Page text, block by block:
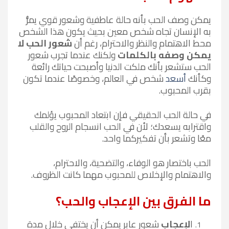
يمكن وصف الحب بأنه حالة عاطفية وشعور قوي يمرُّ
به الإنسان تجاه شخص معين بحيث يكون هذا الشخص
محط الاهتمام والنظر والاحترام، رغم أنشعور الحب لا
يمكن وصفه بالكلماتولكنك عندما تجرب شعور
الحب ستشعر بأنك ملكت الدنيا وأصبحت حياتك رائعة
وكأنكأسعدشخص في العالم، وخصوصًا عندما تكون
بقرب المحبوب.
في حالة الحب الحقيقي فإن ابتعاد المحبوب يؤلمك
واقترابه يسعدك؛ لأن في الحب انسجام الروح والقلب
معًا وتشعر بأن تفكيركما واحد.
الحب باختصار هو الوفاء، والتضحية، والاحترام،
والاهتمام والإخلاص للمحبوب مهما كانت الظروف.
ما الفرق بين الإعجاب والحب؟
الإعجابشعور عابر يمكن أن يختفي خلال مدة